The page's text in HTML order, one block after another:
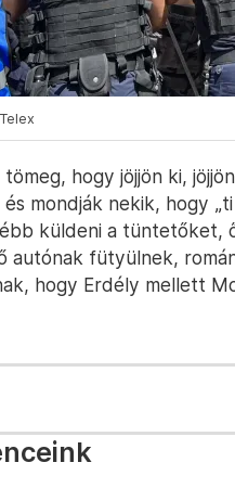
hogy jöjjön ki,
és mondják nekik, hogy
küldeni a tüntetőket,
autónak fütyülnek,
hogy Erdély mellett